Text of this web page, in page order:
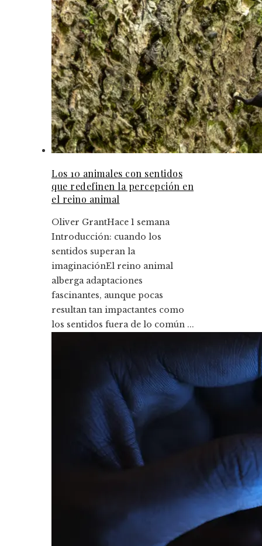
Los 10 animales con sentidos
que redefinen la percepción en
el reino animal
Oliver GrantHace 1 semana
Introducción: cuando los
sentidos superan la
imaginaciónEl reino animal
alberga adaptaciones
fascinantes, aunque pocas
resultan tan impactantes como
los sentidos fuera de lo común ...